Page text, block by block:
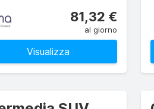
81,32 €
al giorno
Visualizza